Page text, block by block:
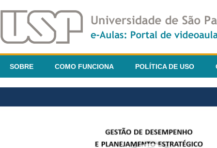
SOBRE COMO FUNCIONA POLÍTICA DE USO